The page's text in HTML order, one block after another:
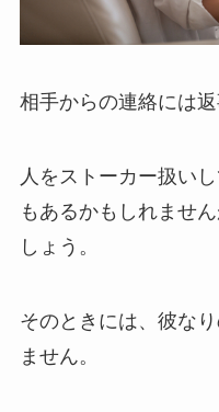
相手からの連絡には返
人をストーカー扱い
もあるかもしれませ
しょう。
そのときには、彼な
ません。